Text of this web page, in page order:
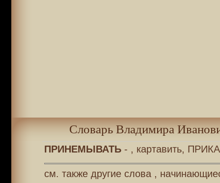
Словарь Владимира
ПРИНЕМЫВАТЬ- , картавить,
см. также другие слова ,